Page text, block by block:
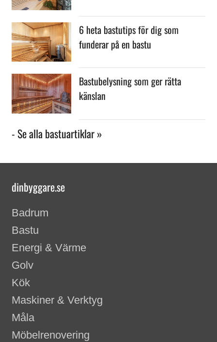
6 heta bastutips för dig som
funderar på en bastu
Bastubelysning som ger rätta
känslan
- Se alla bastuartiklar »
dinbyggare.se
Badrum
Bastu
Energi & Värme
Golv
Kök
Maskiner & Verktyg
Måla
Möbelrenovering